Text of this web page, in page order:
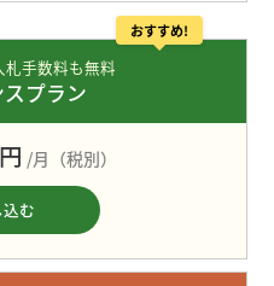
おすすめ!
札手数料も無料
プラン
/月（税別）
む